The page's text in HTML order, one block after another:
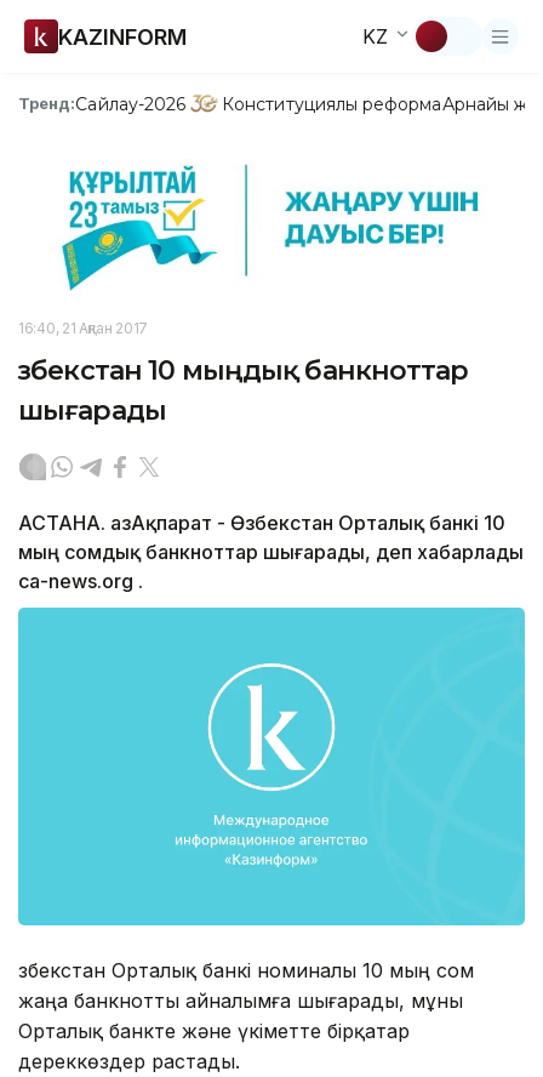
KAZINFORM KZ
Тренд:Сайлау-2026 Конституциялық реформаАрнайы
16:40, 21 Ақпан 2017
Өзбекстан 10 мыңдық банкноттар
шығарады
АСТАНА. ҚазАқпарат - Өзбекстан Орталық банкі 10
мың сомдық банкноттар шығарады, деп хабарлады
ca-news.org .
Өзбекстан Орталық банкі номиналы 10 мың сом
жаңа банкнотты айналымға шығарады, мұны
Орталық банкте және үкіметте бірқатар
дереккөздер растады.